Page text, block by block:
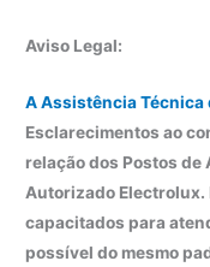
Aviso Legal:
A Assistência Técnica
Esclarecimentos ao
relação dos Postos
Autorizado Electrolux.
capacitados para
possível do mesmo